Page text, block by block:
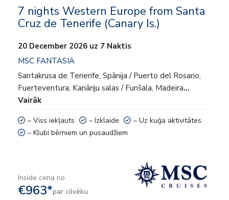
7 nights Western Europe from Santa
Cruz de Tenerife (Canary Is.)
20 December 2026 uz 7 Naktis
MSC FANTASIA
Santakrusa de Tenerife, Spānija / Puerto del Rosario,
Fuerteventura, Kanāriju salas / Funšala, Madeira…
Vairāk
– Viss iekļauts – Izklaide
– Uz kuģa aktivitātes
– Klubi bērniem un pusaudžiem
Inside cena no
€963*par cilvēku